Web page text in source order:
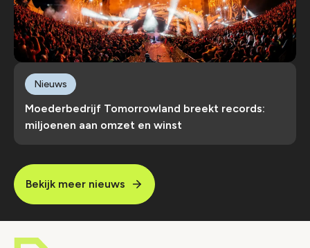
Moederbedrijf Tomorrowland breekt records:
miljoenen aan omzet en winst
Nieuws
Bekijk meer nieuws